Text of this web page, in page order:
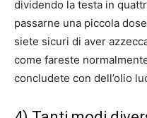
dividendo la testa in
passarne una piccola
siete sicuri di aver
come fareste
concludete con dell’olio